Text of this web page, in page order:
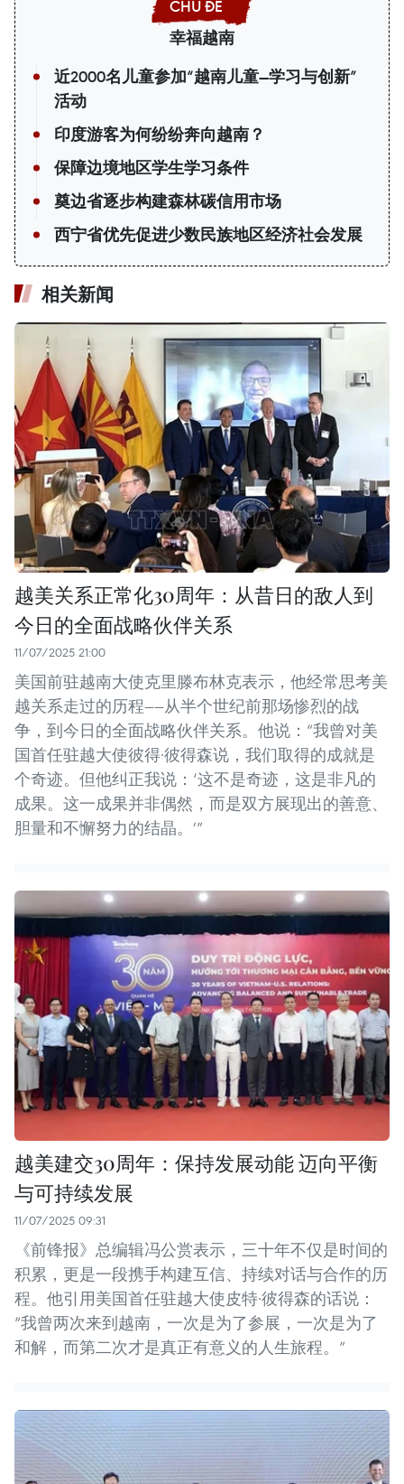
幸福越南
近2000名儿童参加“越南儿童—学习与创新”
活动
印度游客为何纷纷奔向越南？
保障边境地区学生学习条件
奠边省逐步构建森林碳信用市场
西宁省优先促进少数民族地区经济社会发展
相关新闻
越美关系正常化30周年：从昔日的敌人到
今日的全面战略伙伴关系
11/07/2025 21:00
美国前驻越南大使克里滕布林克表示，他经常思考美
越关系走过的历程——从半个世纪前那场惨烈的战
争，到今日的全面战略伙伴关系。他说：“我曾对美
国首任驻越大使彼得·彼得森说，我们取得的成就是
个奇迹。但他纠正我说：‘这不是奇迹，这是非凡的
成果。这一成果并非偶然，而是双方展现出的善意、
胆量和不懈努力的结晶。’”
越美建交30周年：保持发展动能 迈向平衡
与可持续发展
11/07/2025 09:31
《前锋报》总编辑冯公赏表示，三十年不仅是时间的
积累，更是一段携手构建互信、持续对话与合作的历
程。他引用美国首任驻越大使皮特·彼得森的话说：
“我曾两次来到越南，一次是为了参展，一次是为了
和解，而第二次才是真正有意义的人生旅程。”